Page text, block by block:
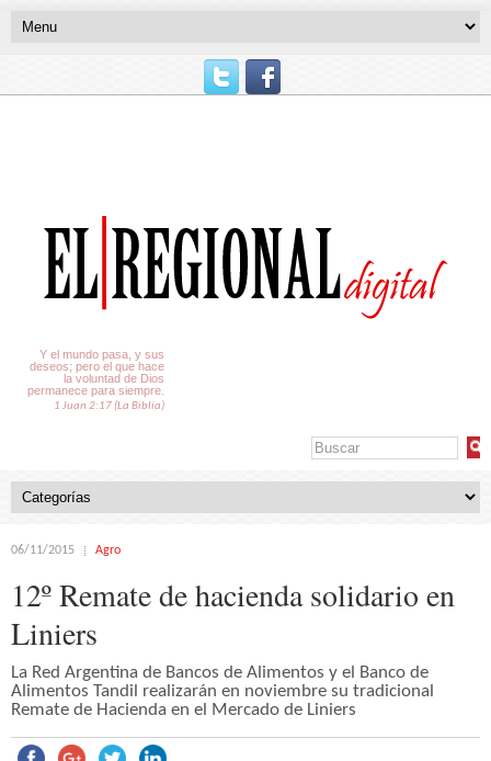
Y el mundo pasa, y sus
deseos; pero el que hace
la voluntad de Dios
permanece para siempre.
1 Juan 2:17 (La Biblia)
06/11/2015 Agro
12º Remate de hacienda solidario en
Liniers
La Red Argentina de Bancos de Alimentos y el Banco de
Alimentos Tandil realizarán en noviembre su tradicional
Remate de Hacienda en el Mercado de Liniers